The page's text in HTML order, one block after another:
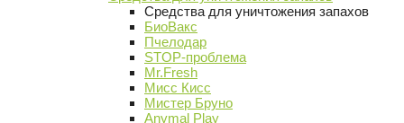
Средства для уничтожения запахов
БиоВакс
Пчелодар
STOP-проблема
Mr.Fresh
Мисс Кисс
Мистер Бруно
Anymal Play